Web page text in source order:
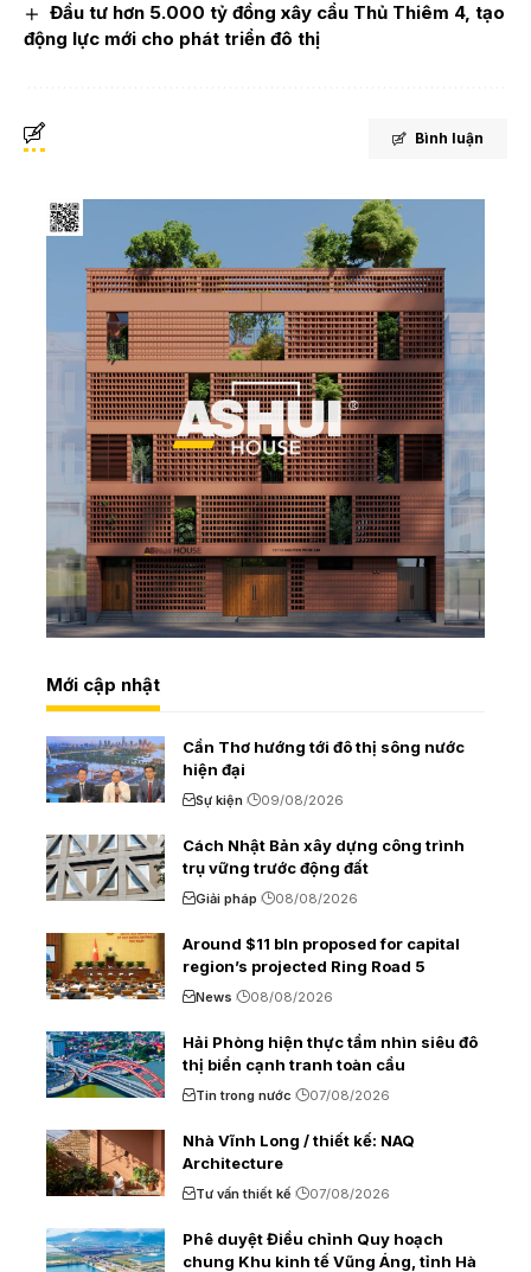
Đầu tư hơn 5.000 tỷ đồng xây cầu Thủ Thiêm 4, tạo
động lực mới cho phát triển đô thị
Bình luận
Mới cập nhật
Cần Thơ hướng tới đô thị sông nước
hiện đại
Sự kiện 09/08/2026
Cách Nhật Bản xây dựng công trình
trụ vững trước động đất
Giải pháp 08/08/2026
Around $11 bln proposed for capital
region’s projected Ring Road 5
News 08/08/2026
Hải Phòng hiện thực tầm nhìn siêu đô
thị biển cạnh tranh toàn cầu
Tin trong nước 07/08/2026
Nhà Vĩnh Long / thiết kế: NAQ
Architecture
Tư vấn thiết kế 07/08/2026
Phê duyệt Điều chỉnh Quy hoạch
chung Khu kinh tế Vũng Áng, tỉnh Hà